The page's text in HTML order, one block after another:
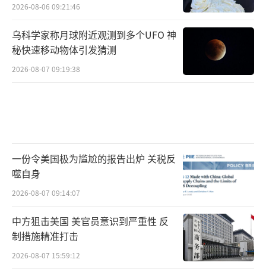
2026-08-06 09:21:46
乌科学家称月球附近观测到多个UFO 神
秘快速移动物体引发猜测
2026-08-07 09:19:38
一份令美国极为尴尬的报告出炉 关税反
噬自身
2026-08-07 09:14:07
中方狙击美国 美官员意识到严重性 反
制措施精准打击
2026-08-07 15:59:12